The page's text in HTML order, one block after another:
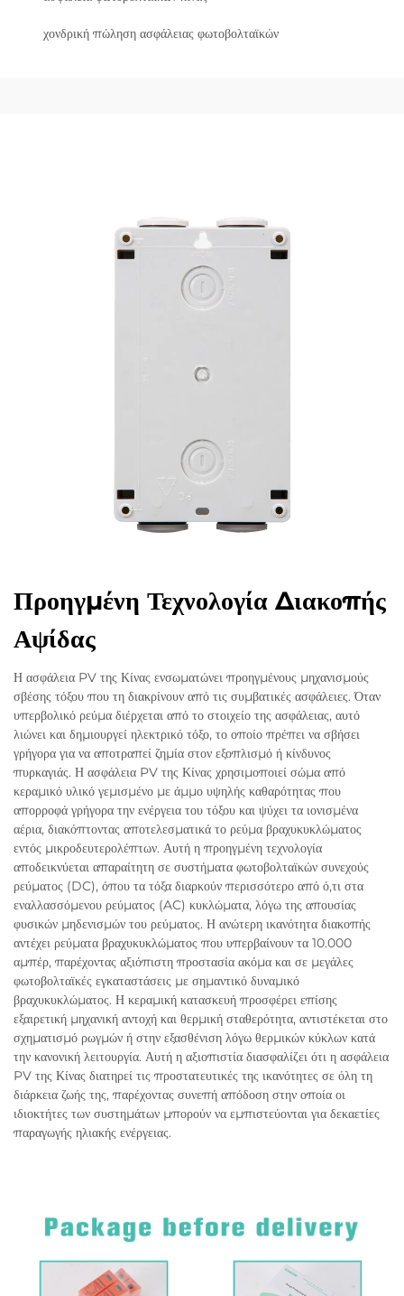
χονδρική πώληση ασφάλειας φωτοβολταϊκών
Προηγμένη Τεχνολογία Διακοπής
Αψίδας
Η ασφάλεια PV της Κίνας ενσωματώνει προηγμένους μηχανισμούς
σβέσης τόξου που τη διακρίνουν από τις συμβατικές ασφάλειες. Όταν
υπερβολικό ρεύμα διέρχεται από το στοιχείο της ασφάλειας, αυτό
λιώνει και δημιουργεί ηλεκτρικό τόξο, το οποίο πρέπει να σβήσει
γρήγορα για να αποτραπεί ζημία στον εξοπλισμό ή κίνδυνος
πυρκαγιάς. Η ασφάλεια PV της Κίνας χρησιμοποιεί σώμα από
κεραμικό υλικό γεμισμένο με άμμο υψηλής καθαρότητας που
απορροφά γρήγορα την ενέργεια του τόξου και ψύχει τα ιονισμένα
αέρια, διακόπτοντας αποτελεσματικά το ρεύμα βραχυκυκλώματος
εντός μικροδευτερολέπτων. Αυτή η προηγμένη τεχνολογία
αποδεικνύεται απαραίτητη σε συστήματα φωτοβολταϊκών συνεχούς
ρεύματος (DC), όπου τα τόξα διαρκούν περισσότερο από ό,τι στα
εναλλασσόμενου ρεύματος (AC) κυκλώματα, λόγω της απουσίας
φυσικών μηδενισμών του ρεύματος. Η ανώτερη ικανότητα διακοπής
αντέχει ρεύματα βραχυκυκλώματος που υπερβαίνουν τα 10.000
αμπέρ, παρέχοντας αξιόπιστη προστασία ακόμα και σε μεγάλες
φωτοβολταϊκές εγκαταστάσεις με σημαντικό δυναμικό
βραχυκυκλώματος. Η κεραμική κατασκευή προσφέρει επίσης
εξαιρετική μηχανική αντοχή και θερμική σταθερότητα, αντιστέκεται στο
σχηματισμό ρωγμών ή στην εξασθένιση λόγω θερμικών κύκλων κατά
την κανονική λειτουργία. Αυτή η αξιοπιστία διασφαλίζει ότι η ασφάλεια
PV της Κίνας διατηρεί τις προστατευτικές της ικανότητες σε όλη τη
διάρκεια ζωής της, παρέχοντας συνεπή απόδοση στην οποία οι
ιδιοκτήτες των συστημάτων μπορούν να εμπιστεύονται για δεκαετίες
παραγωγής ηλιακής ενέργειας.